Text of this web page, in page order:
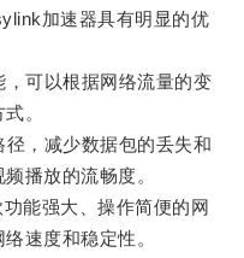
加速器具有明显的优
可以根据网络流量的变
。
，减少数据包的丢失和
播放的流畅度。
能强大、操作简便的网
速度和稳定性。